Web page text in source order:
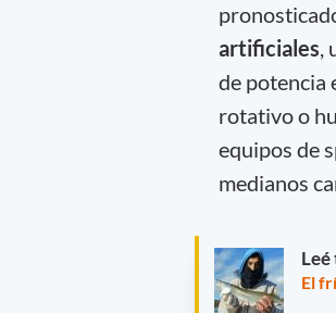
artificiales,
de potencia
rotativo o
equipos de
medianos
El